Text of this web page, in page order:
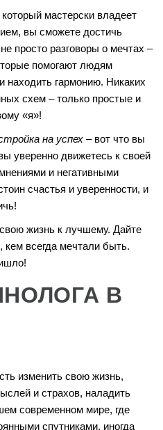
мастерски владеет
вы сможете достичь
просто разговоры о мечтах –
помогают людям
находить гармонию. Никаких
схем – только простые и
«я»!
на успех – вот что вы
уверенно движетесь к своей
и негативными
счастья и уверенности, и
жизнь к лучшему. Дайте
кем всегда мечтали быть.
В
изменить свою жизнь,
и страхов, наладить
современном мире, где
спутниками, иногда